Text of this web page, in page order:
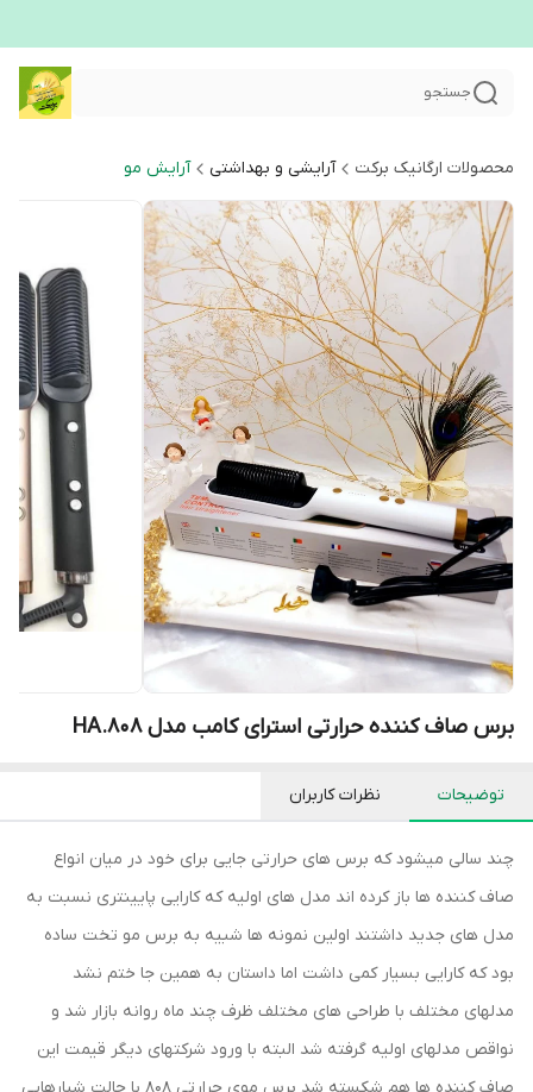
جستجو
محصولات ارگانیک برکت آرایشی و بهداشتی آرایش مو
برس صاف کننده حرارتی استرای کامب مدل HA.808
توضیحات نظرات کاربران
چند سالی میشود که برس های حرارتی جایی برای خود در میان انواع
صاف کننده ها باز کرده اند مدل های اولیه که کارایی پایینتری نسبت به
مدل های جدید داشتند اولین نمونه ها شبیه به برس مو تخت ساده
بود که کارایی بسیار کمی داشت اما داستان به همین جا ختم نشد
مدلهای مختلف با طراحی های مختلف ظرف چند ماه روانه بازار شد و
نواقص مدلهای اولیه گرفته شد البته با ورود شرکتهای دیگر قیمت این